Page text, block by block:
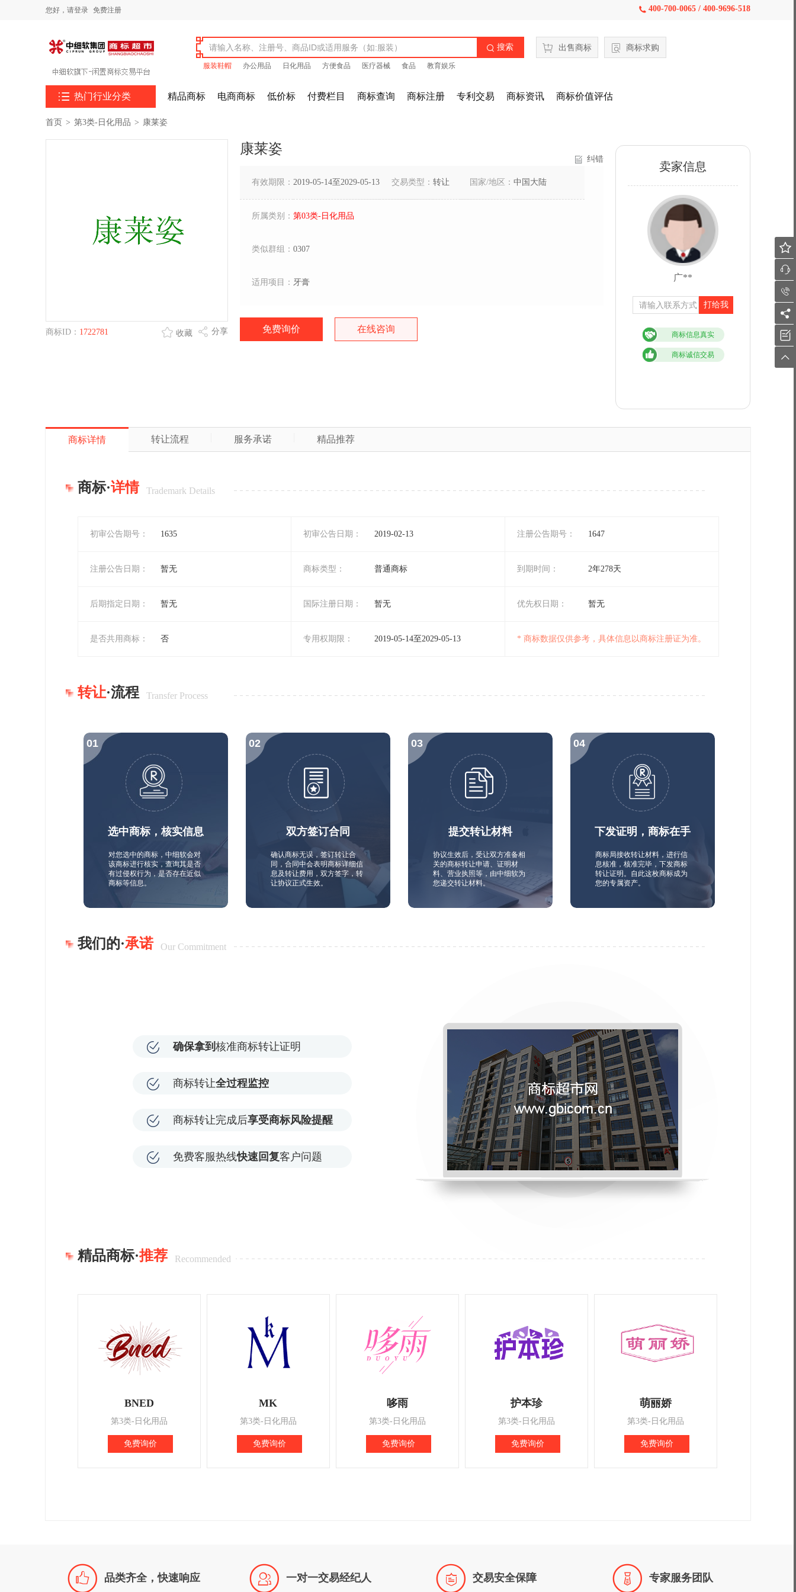
您好， 请登录 免费注册  400-700-0065 / 400-9696-518
 搜索
服装鞋帽 办公用品 日化用品 方便食品 医疗器械 食品 教育娱乐
出售商标 商标求购
 热门行业分类 精品商标 电商商标 低价标 付费栏目 商标查询 商标注册 专利交易 商标资讯 商标价值评估
首页 > 第3类-日化用品 > 康莱姿
商标ID： 1722781 分享
收藏
康莱姿
纠错
有效期限： 2019-05-14至2029-05-13 交易类型： 转让 国家/地区： 中国大陆
所属类别： 第03类-日化用品
类似群组： 0307
适用项目： 牙膏
免费询价 在线咨询
卖家信息
广**
打给我
商标信息真实
商标诚信交易
商标详情 转让流程 服务承诺 精品推荐
商标·详情 Trademark Details
初审公告期号： 1635 初审公告日期： 2019-02-13 注册公告期号： 1647
注册公告日期： 暂无 商标类型： 普通商标 到期时间： 2年278天
后期指定日期： 暂无 国际注册日期： 暂无 优先权日期： 暂无
是否共用商标： 否 专用权期限： 2019-05-14至2029-05-13 * 商标数据仅供参考，具体信息以商标注册证为准。
转让·流程 Transfer Process
选中商标，核实信息
对您选中的商标，中细软会对
该商标进行核实，查询其是否
有过侵权行为，是否存在近似
商标等信息。
双方签订合同
确认商标无误，签订转让合
同，合同中会表明商标详细信
息及转让费用，双方签字，转
让协议正式生效。
提交转让材料
协议生效后，受让双方准备相
关的商标转让申请、证明材
料、营业执照等，由中细软为
您递交转让材料。
下发证明，商标在手
商标局接收转让材料，进行信
息核准，核准完毕，下发商标
转让证明。自此这枚商标成为
您的专属资产。
我们的·承诺 Our Commitment
确保拿到 核准商标转让证明
商标转让全过程监控
商标转让完成后享受商标风险提醒
免费客服热线快速回复客户问题
精品商标·推荐 Recommended
BNED
第3类-日化用品
免费询价
MK
第3类-日化用品
免费询价
哆雨
第3类-日化用品
免费询价
护本珍
第3类-日化用品
免费询价
萌丽娇
第3类-日化用品
免费询价
 品类齐全，快速响应  一对一交易经纪人  交易安全保障  专家服务团队





